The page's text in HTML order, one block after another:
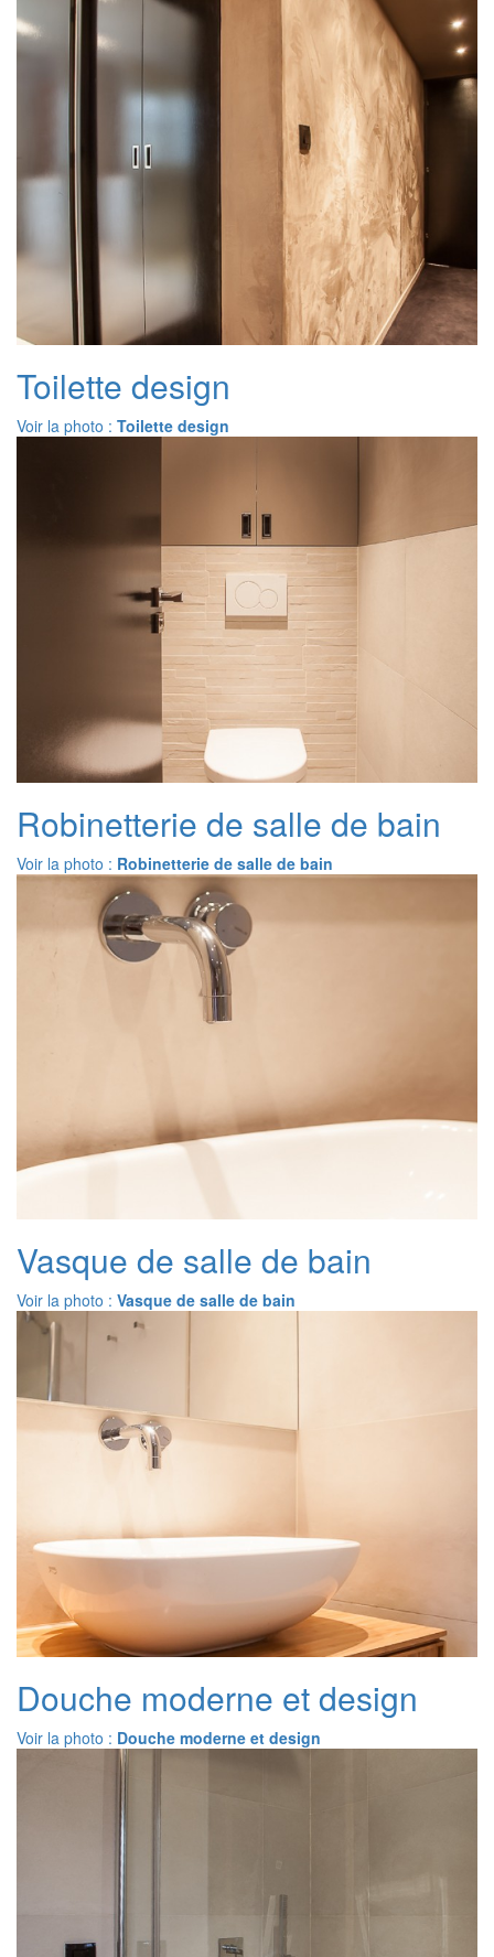
Toilette design
Voir la photo : Toilette design
Robinetterie de salle de bain
Voir la photo : Robinetterie de salle de bain
Vasque de salle de bain
Voir la photo : Vasque de salle de bain
Douche moderne et design
Voir la photo : Douche moderne et design